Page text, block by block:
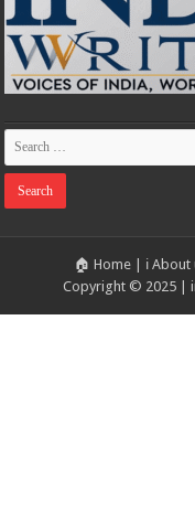
🏠 Home| ℹ️ About
Copyright © 2025 |